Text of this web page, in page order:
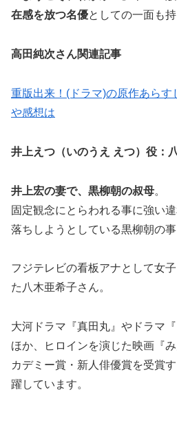
在感を放つ名優としての一面も持
高田純次さん関連記事
重版出来！(ドラマ)の原作あらす
や感想は
井上えつ（いのうえ えつ）役：
井上宏の妻で、黒柳朝の叔母。
固定観念にとらわれる事に強い
落ちしようとしている黒柳朝の事
フジテレビの看板アナとして女
た八木亜希子さん。
大河ドラマ『真田丸』やドラマ
ほか、ヒロインを演じた映画『
カデミー賞・新人俳優賞を受賞
躍しています。